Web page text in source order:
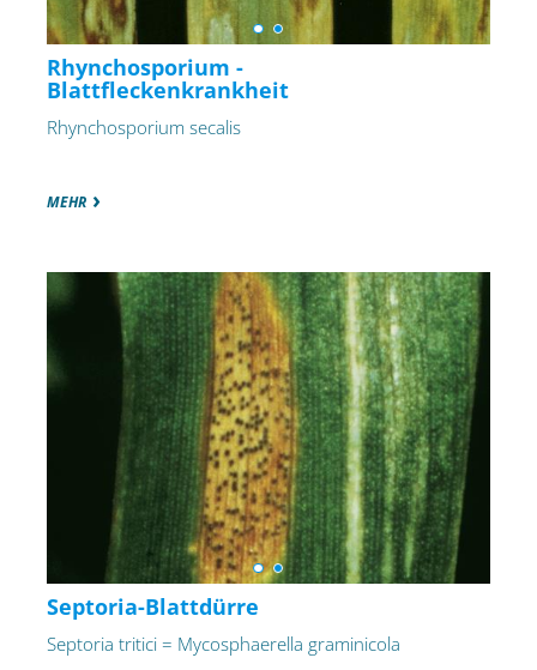
Rhynchosporium -
Blattfleckenkrankheit
Rhynchosporium secalis
MEHR
Septoria-Blattdürre
Septoria tritici = Mycosphaerella graminicola